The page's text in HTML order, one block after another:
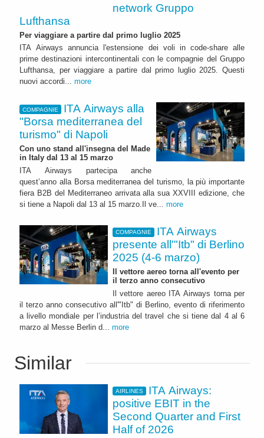
network Gruppo
Lufthansa
Per viaggiare a partire dal primo luglio 2025
ITA Airways annuncia l'estensione dei voli in code-share alle
prime destinazioni intercontinentali con le compagnie del Gruppo
Lufthansa, per viaggiare a partire dal primo luglio 2025. Questi
nuovi accordi... more
COMPAGNIE
ITA Airways alla
"Borsa mediterranea del
turismo" di Napoli
Con uno stand all'insegna del Made
in Italy dal 13 al 15 marzo
ITA Airways partecipa anche
quest’anno alla Borsa mediterranea del turismo, la più importante
fiera B2B del Mediterraneo arrivata alla sua XXVIII edizione, che
si tiene a Napoli dal 13 al 15 marzo.Il ve... more
COMPAGNIE
ITA Airways
presente all'"Itb" di Berlino
2025 (4-6 marzo)
Il vettore aereo torna all'evento per
il terzo anno consecutivo
Il vettore aereo ITA Airways torna per
il terzo anno consecutivo all'"Itb" di Berlino, evento di riferimento
a livello mondiale per l’industria del travel che si tiene dal 4 al 6
marzo al Messe Berlin d... more
Similar
AIRLINES
ITA Airways:
positive EBIT in the
Second Quarter and First
Half of 2026